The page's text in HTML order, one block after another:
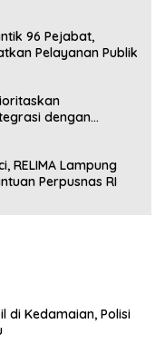
96 Pejabat,
Pelayanan Publik
dengan
RELIMA Lampung
Perpusnas RI
di Kedamaian, Polisi